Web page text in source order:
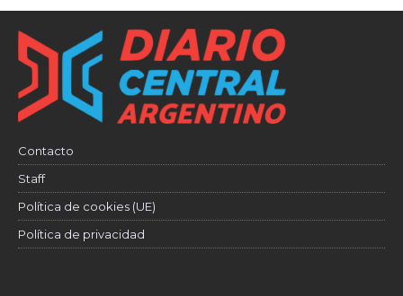
Contacto
Staff
Política de cookies (UE)
Política de privacidad